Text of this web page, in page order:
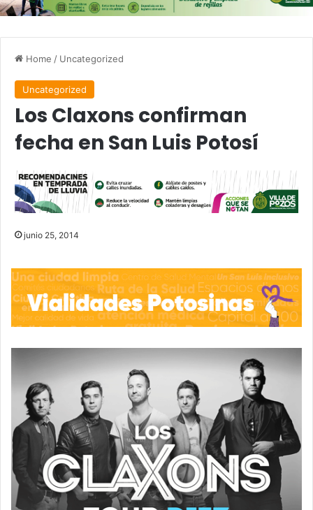
Home / Uncategorized
Uncategorized
Los Claxons confirman
fecha en San Luis Potosí
junio 25, 2014